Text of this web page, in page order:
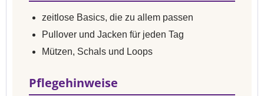
zeitlose Basics, die zu allem passen
Pullover und Jacken für jeden Tag
Mützen, Schals und Loops
Pflegehinweise